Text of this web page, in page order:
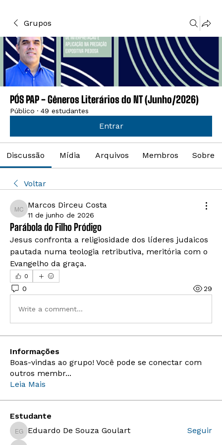
Grupos
PÓS PAP - Gêneros Literários do NT (Junho/2026)
Público · 49 estudantes
Entrar
Discussão Mídia Arquivos Membros Sobre
Voltar
Marcos Dirceu Costa
Marcos Dirceu Costa
11 de junho de 2026
Parábola do Filho Pródigo
Jesus confronta a religiosidade dos líderes judaicos
pautada numa teologia retributiva, meritória com o
Evangelho da graça.
0
0 29
Write a comment...
Informações
Boas-vindas ao grupo! Você pode se conectar com
outros membr...
Leia Mais
Estudante
Eduardo De Souza Goulart
Eduardo De Souza Goulart
Seguir